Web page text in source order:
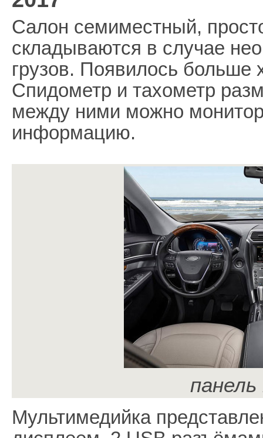
Салон семиместный,
складываются в случае
грузов. Появилось больше
Спидометр и тахометр
между ними можно
информацию.
панель
Мультимедийка